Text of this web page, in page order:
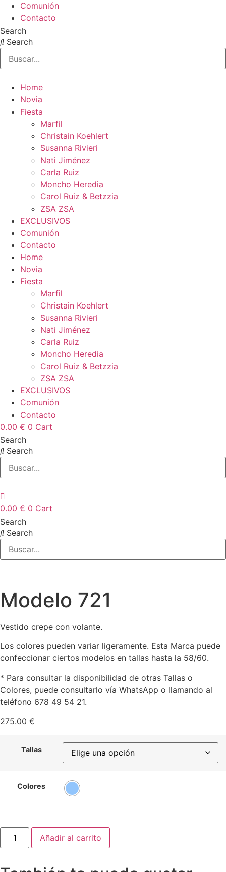
Comunión
Contacto
Search
Search
Home
Novia
Fiesta
Marfil
Christain Koehlert
Susanna Rivieri
Nati Jiménez
Carla Ruiz
Moncho Heredia
Carol Ruiz & Betzzia
ZSA ZSA
EXCLUSIVOS
Comunión
Contacto
Home
Novia
Fiesta
Marfil
Christain Koehlert
Susanna Rivieri
Nati Jiménez
Carla Ruiz
Moncho Heredia
Carol Ruiz & Betzzia
ZSA ZSA
EXCLUSIVOS
Comunión
Contacto
0.00 € 0 Cart
Search
Search
0.00 € 0 Cart
Search
Search
Modelo 721
Vestido crepe con volante.
Los colores pueden variar ligeramente. Esta Marca puede
confeccionar ciertos modelos en tallas hasta la 58/60.
* Para consultar la disponibilidad de otras Tallas o
Colores, puede consultarlo vía WhatsApp o llamando al
teléfono 678 49 54 21.
275.00 €
Tallas
Colores
Modelo
cantidad
Añadir al carrito